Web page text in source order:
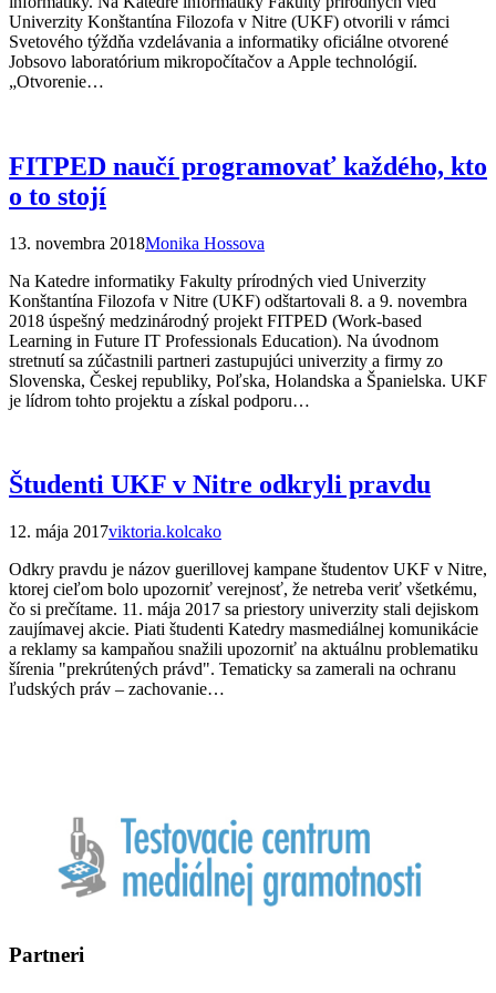
Univerzity Konštantína Filozofa v Nitre (UKF) otvorili v rámci
Svetového týždňa vzdelávania a informatiky oficiálne otvorené
Jobsovo laboratórium mikropočítačov a Apple technológií.
„Otvorenie…
FITPED naučí programovať každého, kto
o to stojí
13. novembra 2018Monika Hossova
Na Katedre informatiky Fakulty prírodných vied Univerzity
Konštantína Filozofa v Nitre (UKF) odštartovali 8. a 9. novembra
2018 úspešný medzinárodný projekt FITPED (Work-based
Learning in Future IT Professionals Education). Na úvodnom
stretnutí sa zúčastnili partneri zastupujúci univerzity a firmy zo
Slovenska, Českej republiky, Poľska, Holandska a Španielska. UKF
je lídrom tohto projektu a získal podporu…
Študenti UKF v Nitre odkryli pravdu
12. mája 2017viktoria.kolcako
Odkry pravdu je názov guerillovej kampane študentov UKF v Nitre,
ktorej cieľom bolo upozorniť verejnosť, že netreba veriť všetkému,
čo si prečítame. 11. mája 2017 sa priestory univerzity stali dejiskom
zaujímavej akcie. Piati študenti Katedry masmediálnej komunikácie
a reklamy sa kampaňou snažili upozorniť na aktuálnu problematiku
šírenia "prekrútených právd". Tematicky sa zamerali na ochranu
ľudských práv – zachovanie…
Partneri